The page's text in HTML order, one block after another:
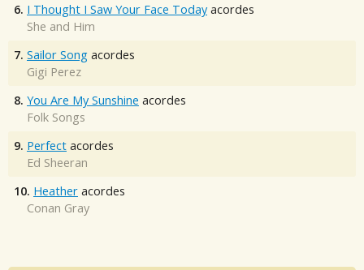
6. I Thought I Saw Your Face Today acordes
She and Him
7. Sailor Song acordes
Gigi Perez
8. You Are My Sunshine acordes
Folk Songs
9. Perfect acordes
Ed Sheeran
10. Heather acordes
Conan Gray